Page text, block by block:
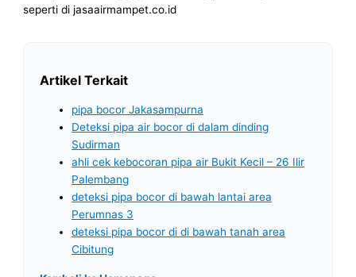
seperti di jasaairmampet.co.id
Artikel Terkait
pipa bocor Jakasampurna
Deteksi pipa air bocor di dalam dinding
Sudirman
ahli cek kebocoran pipa air Bukit Kecil – 26 Ilir
Palembang
deteksi pipa bocor di bawah lantai area
Perumnas 3
deteksi pipa bocor di di bawah tanah area
Cibitung